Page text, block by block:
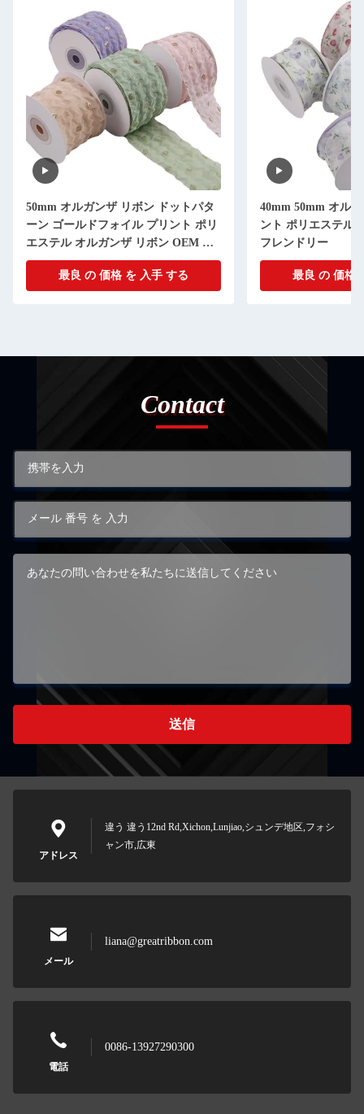
オルガンザ リボン ドットパタ
ールドフォイル プリント ポリ
ル オルガンザ リボン OEM エ
ンドリー
最良 の 価格 を 入手 する
40mm 50mm オルガンザ リボ
ント ポリエステル リボン
フレンドリー
最良 の 価格 を 入手 す
Contact
送信
アドレス
違う 違う12nd Rd,Xichon,Lunjiao,シュンデ地区,フォシ
ャン市,広東
メール
liana@greatribbon.com
電話
0086-13927290300